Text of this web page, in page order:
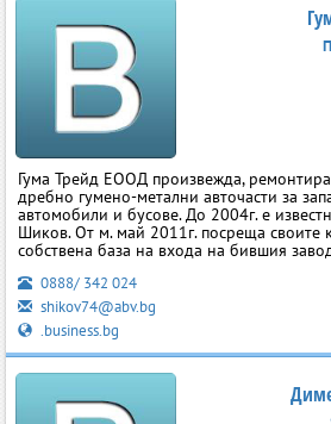
Гума Трейд ЕООД произвежда,
дребно гумено-метални авточасти за
автомобили и бусове. До 2004г. е
Шиков. От м. май 2011г. посреща своите
собствена база на входа на бившия
0888/ 342 024
shikov74@abv.bg
.business.bg